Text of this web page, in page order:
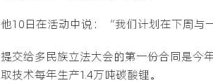
他10日在活动中说：“我们计划在下周与
提交给多民族立法大会的第一份合同是今
取技术每年生产1.4万吨碳酸锂。